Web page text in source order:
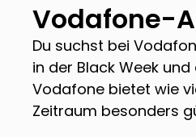
Vodafone-
Du suchst bei
in der Black Week
Vodafone bietet wie
Zeitraum besonders